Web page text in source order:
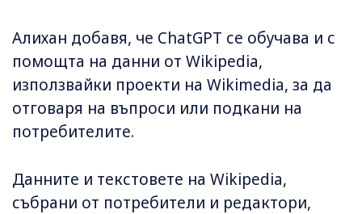
Алихан добавя, че ChatGPT се обучава и с
помощта на данни от Wikipedia,
използвайки проекти на Wikimedia, за да
отговаря на въпроси или подкани на
потребителите.
Данните и текстовете на Wikipedia,
събрани от потребители и редактори,